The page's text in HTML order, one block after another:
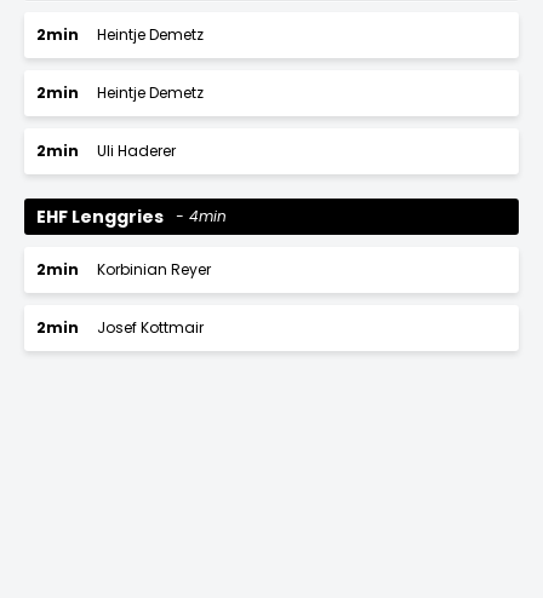
2min Heintje Demetz
2min Heintje Demetz
2min Uli Haderer
EHF Lenggries 4min
2min Korbinian Reyer
2min Josef Kottmair